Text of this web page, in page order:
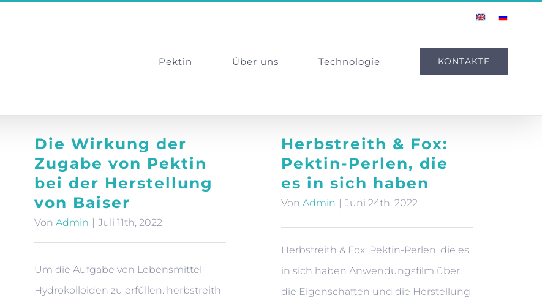
EnglishRussian
Pektin Über uns Technologie KONTAKTE
Die Wirkung der
Zugabe von Pektin
bei der Herstellung
von Baiser
Von Admin | Juli 11th, 2022
Um die Aufgabe von Lebensmittel-
Hydrokolloiden zu erfüllen. herbstreith
Herbstreith & Fox:
Pektin-Perlen, die
es in sich haben
Von Admin | Juni 24th, 2022
Herbstreith & Fox: Pektin-Perlen, die es
in sich haben Anwendungsfilm über
die Eigenschaften und die Herstellung